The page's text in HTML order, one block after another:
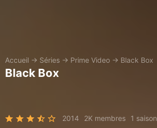
Accueil → Séries → Prime Video → Black Box
Black Box
2014 2K membres 1 saison